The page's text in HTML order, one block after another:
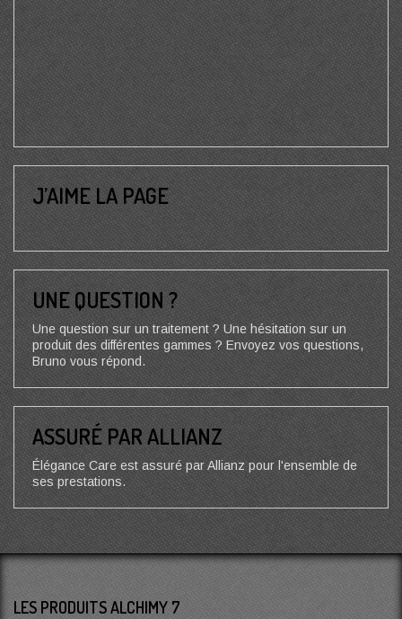
J’AIME LA PAGE
UNE QUESTION ?
Une question sur un traitement ? Une hésitation sur un
produit des différentes gammes ? Envoyez vos questions,
Bruno vous répond.
ASSURÉ PAR ALLIANZ
Élégance Care est assuré par Allianz pour l'ensemble de
ses prestations.
LES PRODUITS ALCHIMY 7